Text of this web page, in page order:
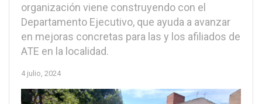
organización viene construyendo con el
Departamento Ejecutivo, que ayuda a avanzar
en mejoras concretas para las y los afiliados de
ATE en la localidad.
4 julio, 2024